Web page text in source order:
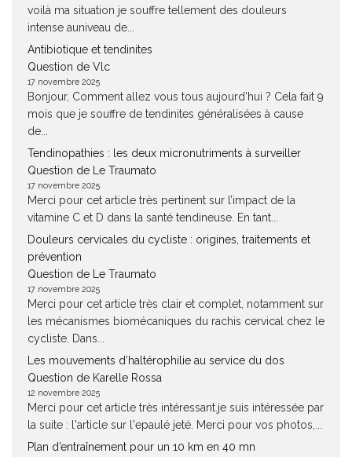
voilà ma situation je souffre tellement des douleurs
intense auniveau de...
Antibiotique et tendinites
Question de Vlc
17 novembre 2025
Bonjour, Comment allez vous tous aujourd'hui ? Cela fait 9
mois que je souffre de tendinites généralisées à cause
de...
Tendinopathies : les deux micronutriments à surveiller
Question de Le Traumato
17 novembre 2025
Merci pour cet article très pertinent sur l’impact de la
vitamine C et D dans la santé tendineuse. En tant...
Douleurs cervicales du cycliste : origines, traitements et
prévention
Question de Le Traumato
17 novembre 2025
Merci pour cet article très clair et complet, notamment sur
les mécanismes biomécaniques du rachis cervical chez le
cycliste. Dans...
Les mouvements d’haltérophilie au service du dos
Question de Karelle Rossa
12 novembre 2025
Merci pour cet article très intéressant.je suis intéressée par
la suite : l'article sur l'epaulé jeté. Merci pour vos photos,...
Plan d’entraînement pour un 10 km en 40 mn